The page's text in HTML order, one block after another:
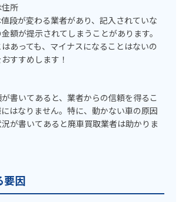
所
段が変わる業者があり、記入されていな
額が提示されてしまうことがあります。
あっても、マイナスになることはないの
すすめします！
書いてあると、業者からの信頼を得るこ
はなりません。特に、動かない車の原因
が書いてあると廃車買取業者は助かりま
要因